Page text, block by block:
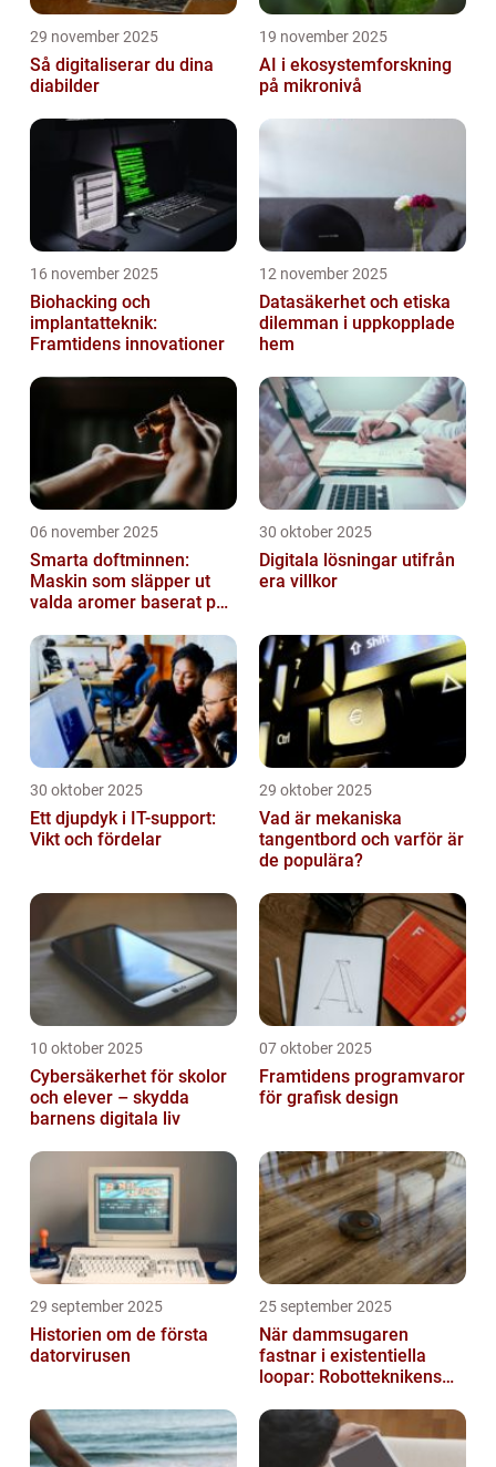
29 november 2025
Så digitaliserar du dina
diabilder
19 november 2025
AI i ekosystemforskning
på mikronivå
16 november 2025
Biohacking och
implantatteknik:
Framtidens innovationer
12 november 2025
Datasäkerhet och etiska
dilemman i uppkopplade
hem
06 november 2025
Smarta doftminnen:
Maskin som släpper ut
valda aromer baserat på
30 oktober 2025
Digitala lösningar utifrån
era villkor
30 oktober 2025
Ett djupdyk i IT-support:
Vikt och fördelar
29 oktober 2025
Vad är mekaniska
tangentbord och varför är
de populära?
10 oktober 2025
Cybersäkerhet för skolor
och elever – skydda
barnens digitala liv
07 oktober 2025
Framtidens programvaror
för grafisk design
29 september 2025
Historien om de första
datorvirusen
25 september 2025
När dammsugaren
fastnar i existentiella
loopar: Robotteknikens